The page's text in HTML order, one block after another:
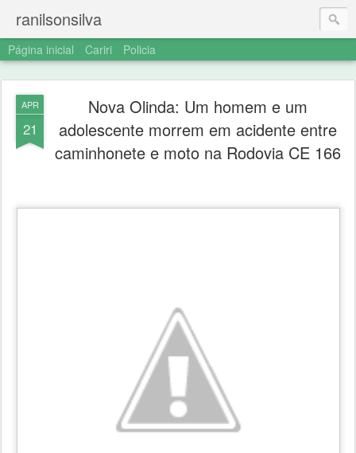
ranilsonsilva
Página inicial Cariri Policia
APR
21
Nova Olinda: Um homem e um
adolescente morrem em acidente entre
caminhonete e moto na Rodovia CE 166